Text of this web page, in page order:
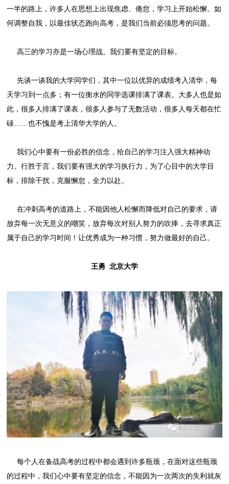
一半的路上，许多人在思想上出现焦虑、倦怠，学习上开始松懈。如
何调整自我，以最佳状态跑向高考，是我们当前必须思考的问题。
高三的学习亦是一场心理战。我们要有坚定的目标。
先谈一谈我的大学同学们，其中一位以优异的成绩考入清华，每
天学习到一点多；有一位衡水的同学选课排满了课表。大多人也是如
此，很多人排满了课表，很多人参与了无数活动，很多人每天都在忙
碌……也不愧是考上清华大学的人。
我们心中要有一份必胜的信念，给自己的学习注入强大精神动
力。行胜于言，我们要有强大的学习执行力，为了心目中的大学目
标，排除干扰，克服懈怠，全力以赴。
在冲刺高考的道路上，不能因他人松懈而降低对自己的要求，请
放弃每一次无意义的嘲笑，放弃每次对别人努力的吹捧，去寻求真正
属于自己的学习时间！让优秀成为一种习惯，努力做最好的自己。
王勇 北京大学
每个人在备战高考的过程中都会遇到许多瓶颈，在面对这些瓶颈
的过程中，我们心中要有坚定的信念，不能因为一次两次的失利就灰